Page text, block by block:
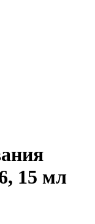
15 мл